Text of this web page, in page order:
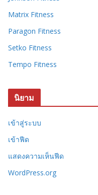
Matrix Fitness
Paragon Fitness
Setko Fitness
Tempo Fitness
นิยาม
เข้าสู่ระบบ
เข้าฟีด
แสดงความเห็นฟีด
WordPress.org